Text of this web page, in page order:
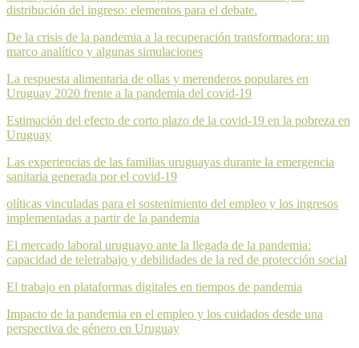
distribución del ingreso: elementos para el debate.
De la crisis de la pandemia a la recuperación transformadora: un
marco analítico y algunas simulaciones
La respuesta alimentaria de ollas y merenderos populares en
Uruguay 2020 frente a la pandemia del covid-19
Estimación del efecto de corto plazo de la covid-19 en la pobreza en
Uruguay
Las experiencias de las familias uruguayas durante la emergencia
sanitaria generada por el covid-19
olíticas vinculadas para el sostenimiento del empleo y los ingresos
implementadas a partir de la pandemia
El mercado laboral uruguayo ante la llegada de la pandemia:
capacidad de teletrabajo y debilidades de la red de protección social
El trabajo en plataformas digitales en tiempos de pandemia
Impacto de la pandemia en el empleo y los cuidados desde una
perspectiva de género en Uruguay